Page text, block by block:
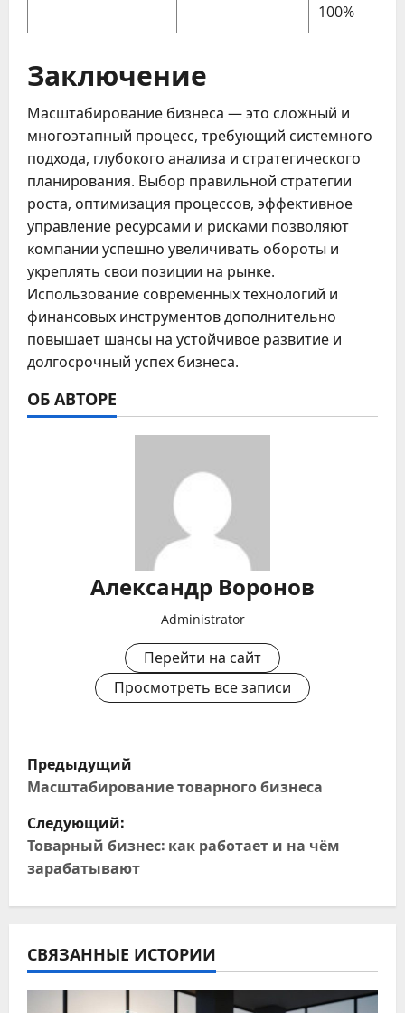
100%
Заключение
Масштабирование бизнеса — это сложный и
многоэтапный процесс, требующий системного
подхода, глубокого анализа и стратегического
планирования. Выбор правильной стратегии
роста, оптимизация процессов, эффективное
управление ресурсами и рисками позволяют
компании успешно увеличивать обороты и
укреплять свои позиции на рынке.
Использование современных технологий и
финансовых инструментов дополнительно
повышает шансы на устойчивое развитие и
долгосрочный успех бизнеса.
ОБ АВТОРЕ
Александр Воронов
Administrator
Перейти на сайт
Просмотреть все записи
Н
а
в
и
г
а
ц
Предыдущий
Масштабирование товарного бизнеса
Следующий:
Товарный бизнес: как работает и на чём
зарабатывают
СВЯЗАННЫЕ ИСТОРИИ